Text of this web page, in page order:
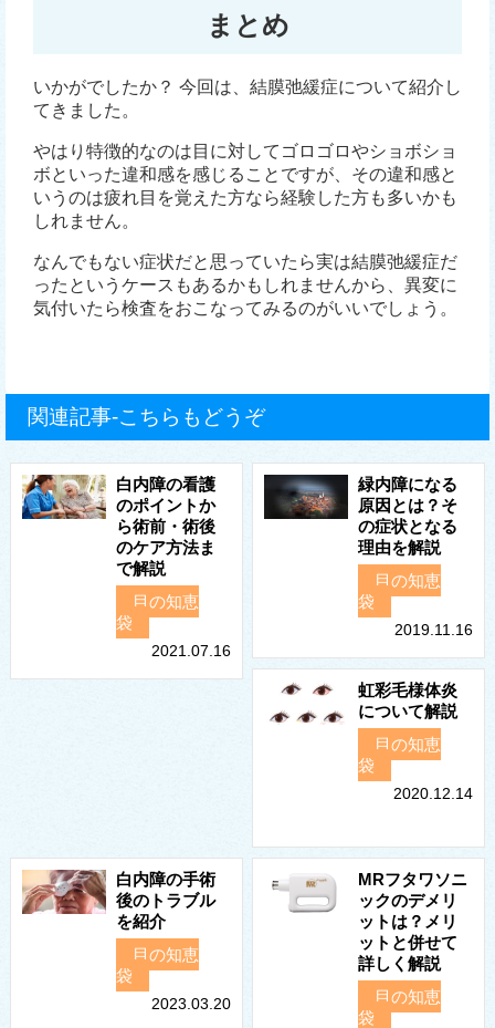
まとめ
いかがでしたか？ 今回は、結膜弛緩症について紹介し
てきました。
やはり特徴的なのは目に対してゴロゴロやショボショ
ボといった違和感を感じることですが、その違和感と
いうのは疲れ目を覚えた方なら経験した方も多いかも
しれません。
なんでもない症状だと思っていたら実は結膜弛緩症だ
ったというケースもあるかもしれませんから、異変に
気付いたら検査をおこなってみるのがいいでしょう。
関連記事-こちらもどうぞ
白内障の看護
のポイントか
ら術前・術後
のケア方法ま
で解説
目の知恵
袋
2021.07.16
緑内障になる
原因とは？そ
の症状となる
理由を解説
目の知恵
袋
2019.11.16
虹彩毛様体炎
について解説
目の知恵
袋
2020.12.14
白内障の手術
後のトラブル
を紹介
目の知恵
袋
2023.03.20
MRフタワソニ
ックのデメリ
ットは？メリ
ットと併せて
詳しく解説
目の知恵
袋